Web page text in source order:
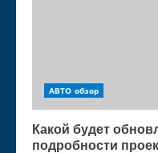
АВТО обзор
Какой будет
подробности